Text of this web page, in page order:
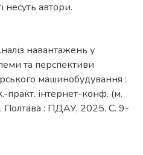
несуть автори.
навантажень у
та перспективи
машинобудування :
практ. інтернет-конф. (м.
Полтава : ПДАУ, 2025. С. 9-